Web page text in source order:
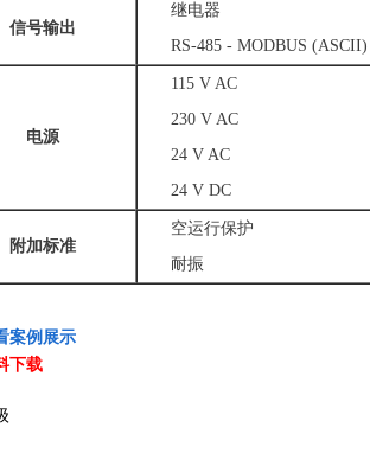
信号输出
继电器
RS-485 - MODBUS (ASCII)
电源
115 V AC
230 V AC
24 V AC
24 V DC
附加标准
空运行保护
耐振
案例展示
下载